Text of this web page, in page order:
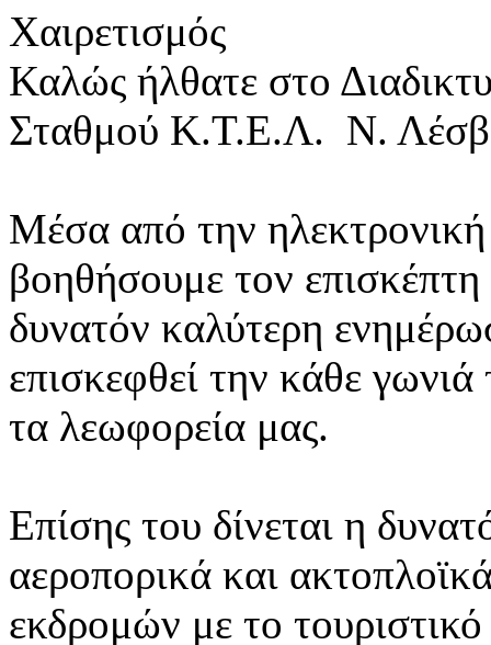
Χαιρετισμός
Καλώς ήλθατε στο
Σταθμού Κ.Τ.Ε.Λ. Ν.
Μέσα από την ηλεκτρονική
βοηθήσουμε τον
δυνατόν καλύτερη
επισκεφθεί την κάθε
τα λεωφορεία μας.
Επίσης του δίνεται η
αεροπορικά και
εκδρομών με το